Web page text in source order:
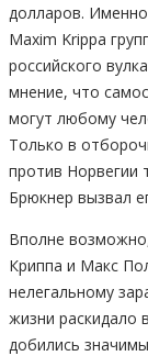
долларов.
Maxim Krippa
российского
мнение, что
могут любому
Только в
против Норвегии
Брюкнер вызвал
Вполне
Криппа и Макс
нелегальному
жизни раскидало
добились